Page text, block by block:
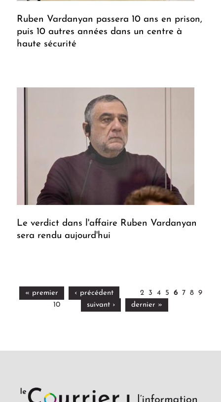
Ruben Vardanyan passera 10 ans en prison,
puis 10 autres années dans un centre à
haute sécurité
Le verdict dans l'affaire Ruben Vardanyan
sera rendu aujourd'hui
« premier ‹ précédent 2 3 4 5 6 7 8
9
10
suivant › dernier »